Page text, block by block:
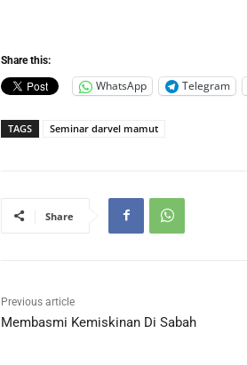
Share this:
WhatsApp Telegram
TAGS Seminar darvel mamut
Share
Previous article
Membasmi Kemiskinan Di Sabah